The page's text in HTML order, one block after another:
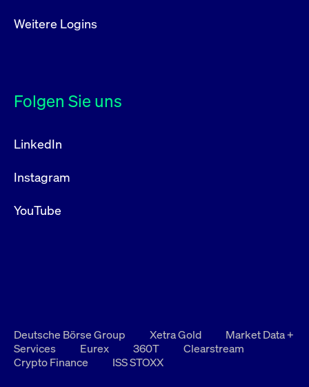
Weitere Logins
Folgen Sie uns
LinkedIn
Instagram
YouTube
Deutsche Börse Group Xetra Gold
Market Data +
Services
Eurex 360T
Clearstream
Crypto Finance
ISS STOXX